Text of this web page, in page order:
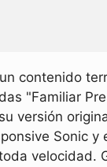
contenido
"Familiar
versión
Sonic y
velocidad.